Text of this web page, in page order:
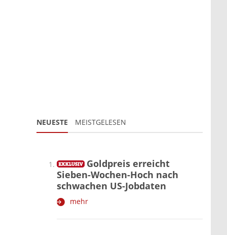
NEUESTE MEISTGELESEN
Goldpreis erreicht
Sieben-Wochen-Hoch nach
schwachen US-Jobdaten
mehr